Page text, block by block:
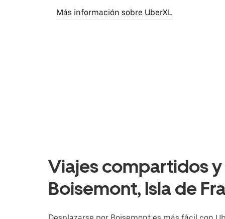
Más información sobre UberXL
Viajes compartidos
Boisemont, Isla de